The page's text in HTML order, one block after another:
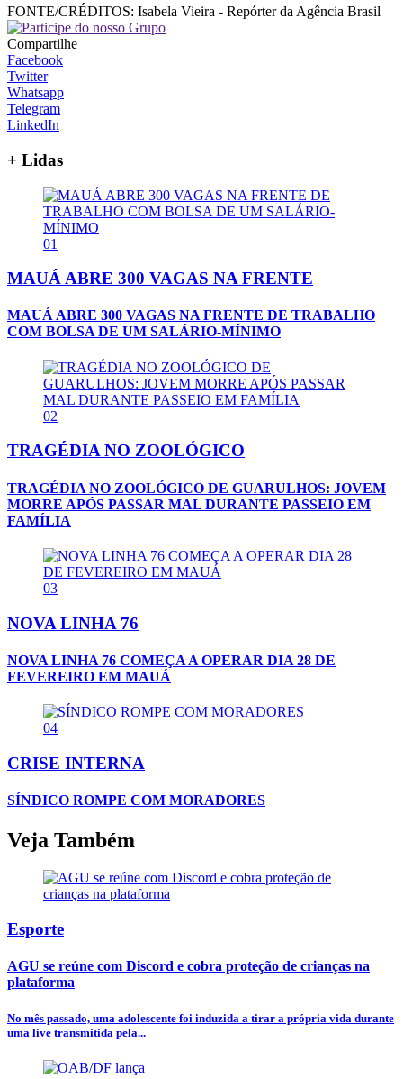
FONTE/CRÉDITOS: Isabela Vieira - Repórter da Agência Brasil
Compartilhe
Facebook
Twitter
Whatsapp
Telegram
LinkedIn
+ Lidas
01
MAUÁ ABRE 300 VAGAS NA FRENTE
MAUÁ ABRE 300 VAGAS NA FRENTE DE TRABALHO
COM BOLSA DE UM SALÁRIO-MÍNIMO
02
TRAGÉDIA NO ZOOLÓGICO
TRAGÉDIA NO ZOOLÓGICO DE GUARULHOS: JOVEM
MORRE APÓS PASSAR MAL DURANTE PASSEIO EM
FAMÍLIA
03
NOVA LINHA 76
NOVA LINHA 76 COMEÇA A OPERAR DIA 28 DE
FEVEREIRO EM MAUÁ
04
CRISE INTERNA
SÍNDICO ROMPE COM MORADORES
Veja Também
Esporte
AGU se reúne com Discord e cobra proteção de crianças na
plataforma
No mês passado, uma adolescente foi induzida a tirar a própria vida durante
uma live transmitida pela...